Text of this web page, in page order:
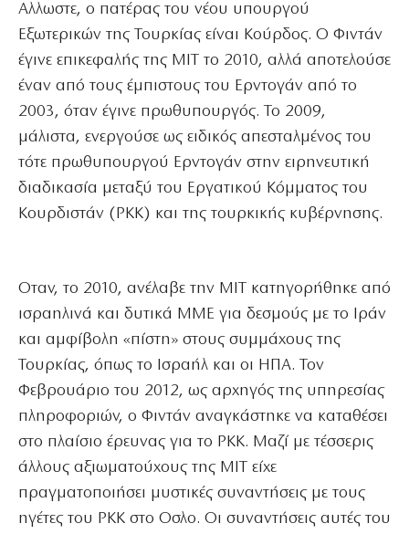
Αλλωστε, ο πατέρας του νέου υπουργού
Εξωτερικών της Τουρκίας είναι Κούρδος. Ο Φιντάν
έγινε επικεφαλής της MIT το 2010, αλλά αποτελούσε
έναν από τους έμπιστους του Ερντογάν από το
2003, όταν έγινε πρωθυπουργός. Το 2009,
μάλιστα, ενεργούσε ως ειδικός απεσταλμένος του
τότε πρωθυπουργού Ερντογάν στην ειρηνευτική
διαδικασία μεταξύ του Εργατικού Κόμματος του
Κουρδιστάν (PKK) και της τουρκικής κυβέρνησης.
Οταν, το 2010, ανέλαβε την MIT κατηγορήθηκε από
ισραηλινά και δυτικά ΜΜΕ για δεσμούς με το Ιράν
και αμφίβολη «πίστη» στους συμμάχους της
Τουρκίας, όπως το Ισραήλ και οι ΗΠΑ. Τον
Φεβρουάριο του 2012, ως αρχηγός της υπηρεσίας
πληροφοριών, ο Φιντάν αναγκάστηκε να καταθέσει
στο πλαίσιο έρευνας για το PKK. Μαζί με τέσσερις
άλλους αξιωματούχους της MIT είχε
πραγματοποιήσει μυστικές συναντήσεις με τους
ηγέτες του PKK στο Οσλο. Οι συναντήσεις αυτές του